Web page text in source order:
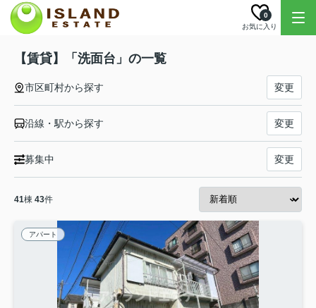
お気に入り
0
【賃貸】「洗面台」の一覧
市区町村から探す 変更
沿線・駅から探す 変更
募集中 変更
41棟 43件
アパート